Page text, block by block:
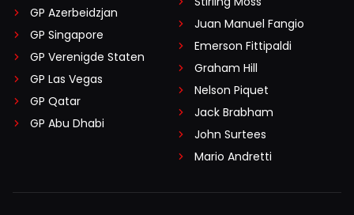
GP Azerbeidzjan
GP Singapore
GP Verenigde Staten
GP Las Vegas
GP Qatar
GP Abu Dhabi
Juan Manuel Fangio
Emerson Fittipaldi
Graham Hill
Nelson Piquet
Jack Brabham
John Surtees
Mario Andretti